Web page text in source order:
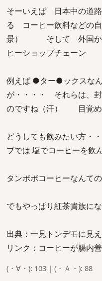
そーいえば 日本中の道
る コーヒー飲料などの
景） そして 外国か
ヒーショップチェーン
例えば ●ター●ックスな
が・・・・ それらは、
のですね（汗） 目覚
どうしても飲みたい方・
ブでは 塩でコーヒーを飲
タンポポコーヒーなんて
でもやっぱり紅茶貴族
出典：一見トンデモに見
リンク：コーヒーが腸内
(・∀・): 103 | (・Ａ・): 88